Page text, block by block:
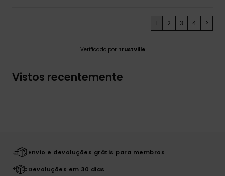
1 2 3 4 >
Verificado por TrustVille
Vistos recentemente
Envio e devoluções grátis para membros
Devoluções em 30 dias